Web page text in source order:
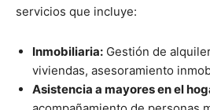
servicios que incluye:
Inmobiliaria: Gestión de
viviendas, asesoramiento
Asistencia a mayores en el